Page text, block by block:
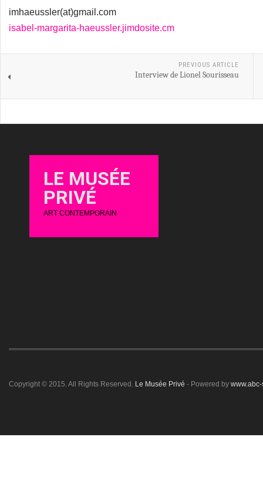
imhaeussler(at)gmail.com
isabel-margarita-haeussler.jimdosite.cm
PREVIOUS ARTICLE
Interview de Lionel Sourisseau
LE MUSÉE
PRIVÉ
ART CONTEMPORAIN
Copyright © 2015. All Rights Reserved. Le Musée Privé - Powered by